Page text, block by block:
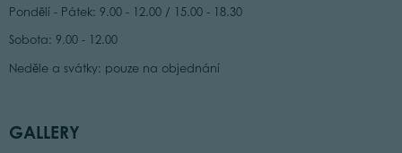
Pondělí - Pátek: 9.00 - 12.00 / 15.00 - 18.30
Sobota: 9.00 - 12.00
Neděle a svátky: pouze na objednání
GALLERY